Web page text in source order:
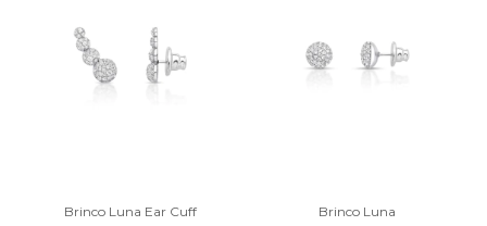
Brinco Luna Ear Cuff
Brinco Luna